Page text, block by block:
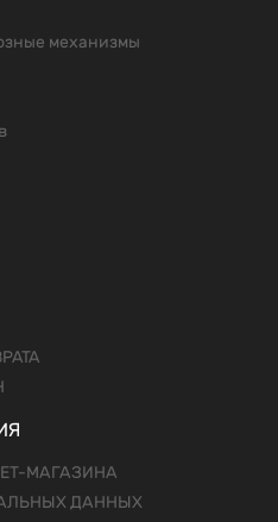
механизмы
МАГАЗИНА
ДАННЫХ